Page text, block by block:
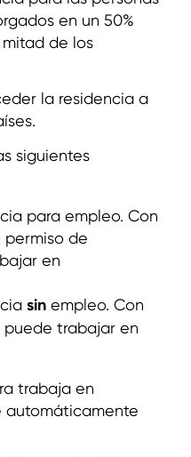
en un 50%
de los
la residencia a
siguientes
para empleo. Con
permiso de
en
sin empleo. Con
puede trabajar en
trabaja en
automáticamente